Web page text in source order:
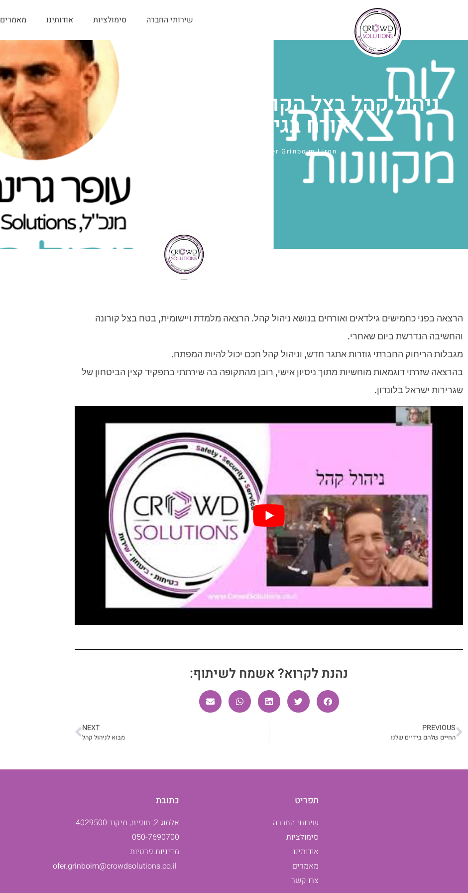
שירותי החברה סימולציות אודותינו מאמרים
ניהול קהל בצל הקורונה – הרצאת
אורח בגילדה
Ofer Grinboim Liron
הרצאה בפני כחמישים גילדאים ואורחים בנושא ניהול קהל. הרצאה מלמדת ויישומית, בטח בצל קורונה
והחשיבה הנדרשת ביום שאחרי.
מגבלות הריחוק החברתי גוזרות אתגר חדש, וניהול קהל חכם יכול להיות המפתח.
בהרצאה שזרתי דוגמאות מוחשיות מתוך ניסיון אישי, רובן מהתקופה בה שירתתי בתפקיד קצין הביטחון של
שגרירות ישראל בלונדון.
נהנת לקרוא? אשמח לשיתוף:
PREVIOUS
החיים שלהם בידיים שלנו
NEXT
מבוא לניהול קהל
תפריט
שירותי החברה
סימולציות
אודותינו
מאמרים
צרו קשר
כתובת
אלמוג 2, חופית, מיקוד 4029500
050-7690700
מדיניות פרטיות
ofer.grinboim@crowdsolutions.co.il